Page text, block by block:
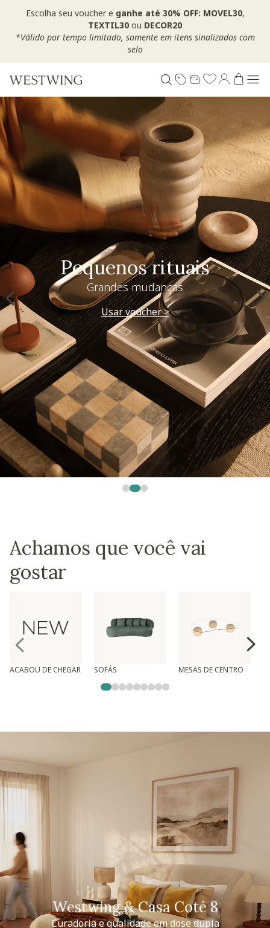
Escolha seu voucher e ganhe até 30% OFF: MOVEL30,
TEXTIL30 ou DECOR20
*Válido por tempo limitado, somente em itens sinalizados com
selo
Pequenos rituais
Grandes mudanças
Usar voucher >
Achamos que você vai
gostar
ACABOU DE CHEGAR SOFÁS MESAS DE CENTRO
Westwing & Casa Coté 8
Curadoria e qualidade em dose dupla